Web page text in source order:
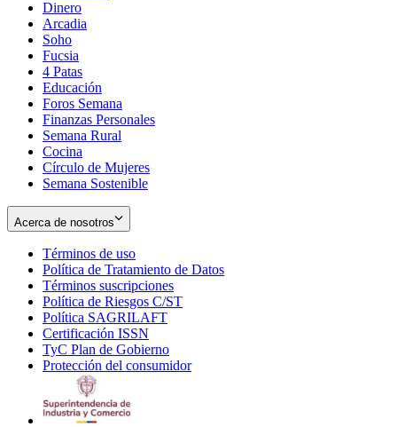
Dinero
Arcadia
Soho
in
new
window
Fucsia
in
new
window
4 Patas
Educación
Foros Semana
Finanzas Personales
Semana Rural
Cocina
Círculo de Mujeres
Semana Sostenible
Acerca de nosotros
Términos de uso
in
new
window
Política de Tratamiento de Datos
Términos suscripciones
in
Política de Riesgos C/ST
Política SAGRILAFT
new
window
Certificación ISSN
in
new
TyC Plan de Gobierno
in
Protección del consumidorOpens